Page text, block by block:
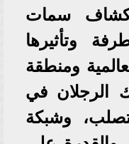
سمات
وتأثيرها
ومنطقة
الرجلان في
وشبكة